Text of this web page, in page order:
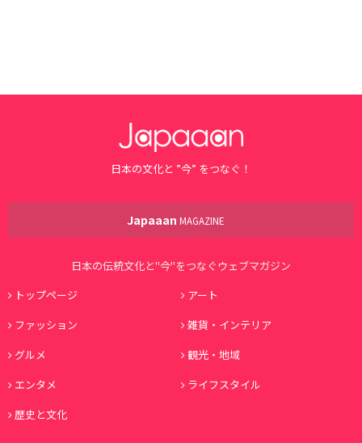
日本の文化と ”今” をつなぐ！
Japaaan MAGAZINE
日本の伝統文化と"今"をつなぐウェブマガジン
トップページ
アート
ファッション
雑貨・インテリア
グルメ
観光・地域
エンタメ
ライフスタイル
歴史と文化